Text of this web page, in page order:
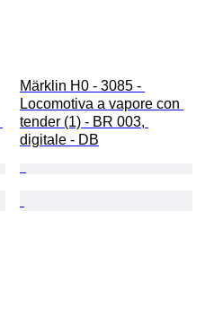
Märklin H0 - 3085 -
Locomotiva a vapore con
tender (1) - BR 003,
digitale - DB